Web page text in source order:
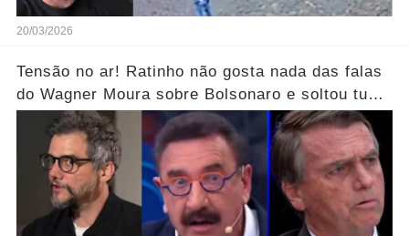
20/03/2026
Tensão no ar! Ratinho não gosta nada das falas
do Wagner Moura sobre Bolsonaro e soltou tudo
sem filtro.... Veja o vídeo